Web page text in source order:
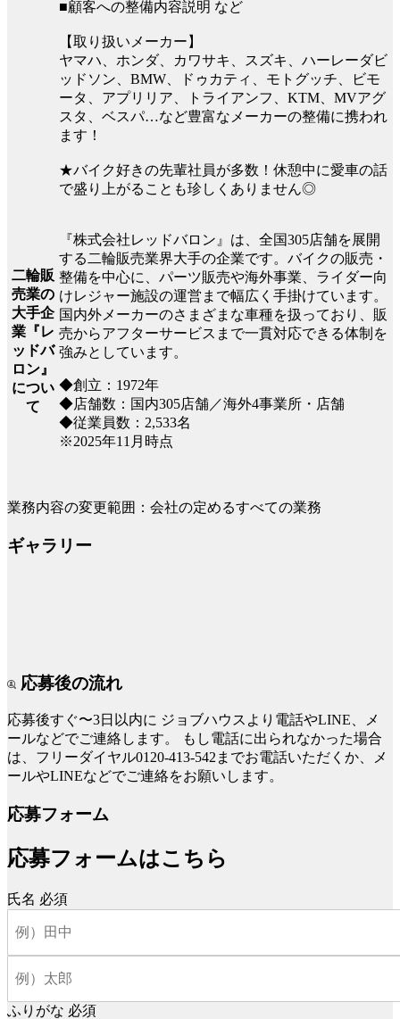
■顧客への整備内容説明 など
【取り扱いメーカー】
ヤマハ、ホンダ、カワサキ、スズキ、ハーレーダビ
ッドソン、BMW、ドゥカティ、モトグッチ、ビモ
ータ、アプリリア、トライアンフ、KTM、MVアグ
スタ、ベスパ…など豊富なメーカーの整備に携われ
ます！
★バイク好きの先輩社員が多数！休憩中に愛車の話
で盛り上がることも珍しくありません◎
二輪販
売業の
大手企
業『レ
ッドバ
ロン』
につい
て
『株式会社レッドバロン』は、全国305店舗を展開
する二輪販売業界大手の企業です。バイクの販売・
整備を中心に、パーツ販売や海外事業、ライダー向
けレジャー施設の運営まで幅広く手掛けています。
国内外メーカーのさまざまな車種を扱っており、販
売からアフターサービスまで一貫対応できる体制を
強みとしています。
◆創立：1972年
◆店舗数：国内305店舗／海外4事業所・店舗
◆従業員数：2,533名
※2025年11月時点
業務内容の変更範囲：会社の定めるすべての業務
ギャラリー
応募後の流れ
応募後すぐ〜3日以内に ジョブハウスより電話やLINE、メ
ールなどでご連絡します。
もし電話に出られなかった場合
は、フリーダイヤル0120-413-542までお電話いただくか、メ
ールやLINEなどでご連絡をお願いします。
応募フォーム
応募フォームはこちら
氏名 必須
ふりがな 必須